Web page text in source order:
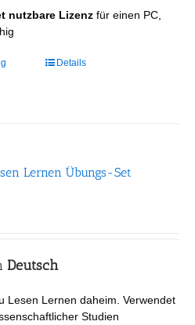
nutzbare Lizenz für einen PC,
Dieses
Optionen
gewählt
Details
Lernen Übungs-Set
Deutsch
Lesen Lernen daheim. Verwendet
Studien